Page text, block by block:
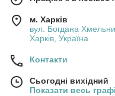
м. Харків
вул. Богдана
Харків, Україна
Контакти
Сьогодні вихідний
Показати весь